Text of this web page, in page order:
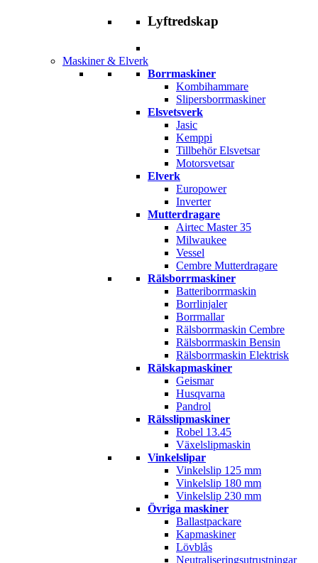
Lyftredskap
Maskiner & Elverk
Borrmaskiner
Kombihammare
Slipersborrmaskiner
Elsvetsverk
Jasic
Kemppi
Tillbehör Elsvetsar
Motorsvetsar
Elverk
Europower
Inverter
Mutterdragare
Airtec Master 35
Milwaukee
Vessel
Cembre Mutterdragare
Rälsborrmaskiner
Batteriborrmaskin
Borrlinjaler
Borrmallar
Rälsborrmaskin Cembre
Rälsborrmaskin Bensin
Rälsborrmaskin Elektrisk
Rälskapmaskiner
Geismar
Husqvarna
Pandrol
Rälsslipmaskiner
Robel 13.45
Växelslipmaskin
Vinkelslipar
Vinkelslip 125 mm
Vinkelslip 180 mm
Vinkelslip 230 mm
Övriga maskiner
Ballastpackare
Kapmaskiner
Lövblås
Neutraliseringsutrustningar